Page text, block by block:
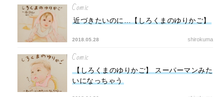
Comic
近づきたいのに…【しろくまのゆりかご】
2018.05.28 shirokuma
Comic
【しろくまのゆりかご】 スーパーマンみた
いになっちゃう